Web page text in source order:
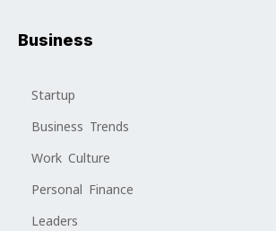
Business
Startup
Business Trends
Work Culture
Personal Finance
Leaders